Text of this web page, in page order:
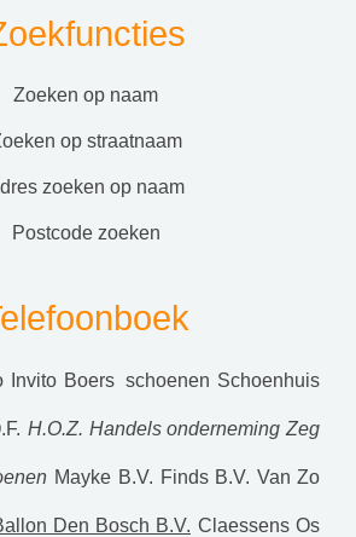
zoeken op naam
zoeken op straatnaam
adres zoeken op naam
postcode zoeken
Invito Boers schoenen Schoenhuis
H.O.Z. Handels onderneming Zeg
Mayke B.V. Finds B.V. Van Zo
Den Bosch B.V. Claessens Os